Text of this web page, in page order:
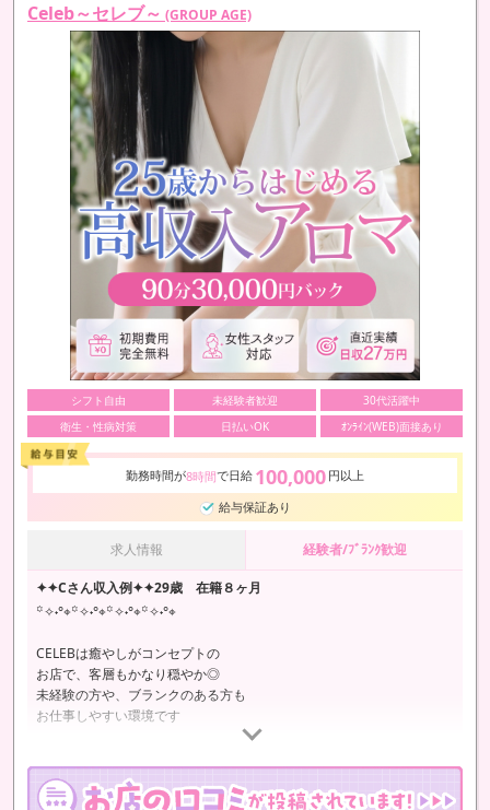
Celeb～セレブ～ (GROUP AGE)
シフト自由 未経験者歓迎
30代活躍中
衛生・性病対策
日払いOK ｵﾝﾗｲﾝ(WEB)面接あり
勤務時間が8時間で日給 100,000 円以上
給与保証あり
求人情報 経験者/ﾌﾞﾗﾝｸ歓迎
✦✦Cさん収入例✦✦29歳 在籍８ヶ月
꙳✧˖°⌖꙳✧˖°⌖꙳✧˖°⌖꙳✧˖°⌖
CELEBは癒やしがコンセプトの
お店で、客層もかなり穏やか◎
未経験の方や、ブランクのある方も
お仕事しやすい環境です
体力的にも無理なく稼ぐことが出来るので
ご家庭と両立される人妻さんも◎